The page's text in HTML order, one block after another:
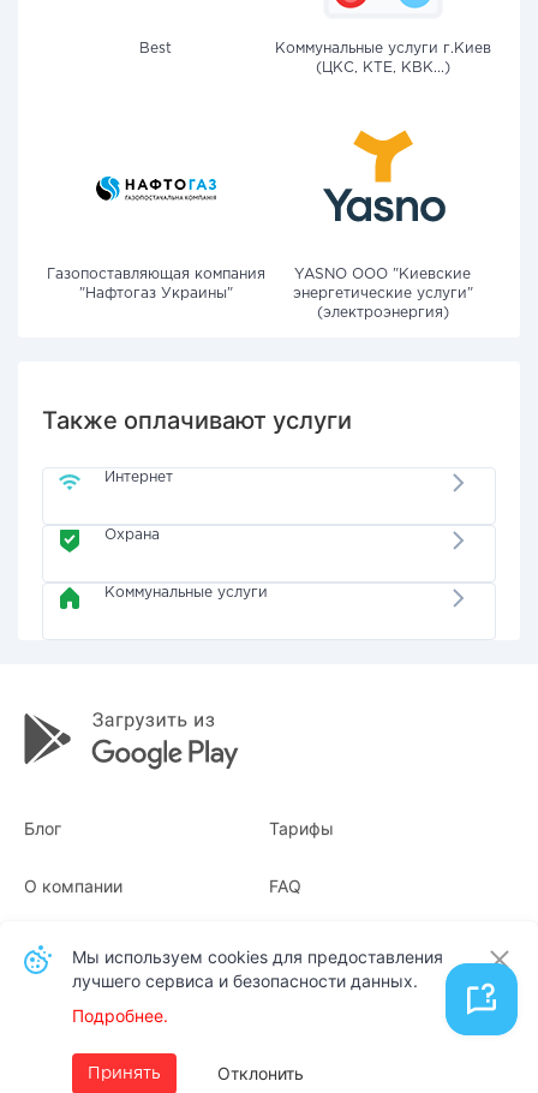
Best
Коммунальные услуги г.Киев
(ЦКС, КТЕ, КВК...)
Газопоставляющая компания
"Нафтогаз Украины"
YASNO OOO "Киевские
энергетические услуги"
(электроэнергия)
Также оплачивают услуги
Интернет
Охрана
Коммунальные услуги
Блог Тарифы
О компании
Квитанции
FAQ
Русский
Мы используем cookies для предоставления
лучшего сервиса и безопасности данных.
Подробнее.
Принять Отклонить